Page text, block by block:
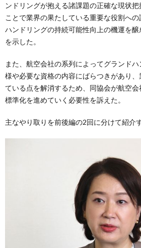
ンドリングが抱える諸課題の正確な現状
ことで業界の果たしている重要な役割へ
ハンドリングの持続可能性向上の機運を醸
を示した。
また、航空会社の系列によってグランド
様や必要な資格の内容にばらつきがあり
ている点を解消するため、同協会が航空
標準化を進めていく必要性を訴えた。
主なやり取りを前後編の2回に分けて紹介す